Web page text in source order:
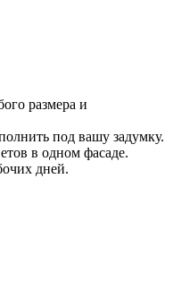
размера и
под вашу задумку.
в одном фасаде.
дней.